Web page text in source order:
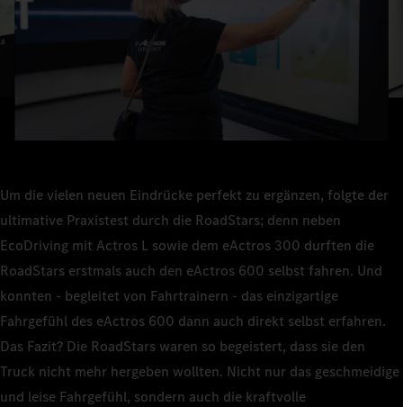
Um die vielen neuen Eindrücke perfekt zu ergänzen, folgte der
ultimative Praxistest durch die RoadStars; denn neben
EcoDriving mit Actros L sowie dem eActros 300 durften die
RoadStars erstmals auch den eActros 600 selbst fahren. Und
konnten - begleitet von Fahrtrainern - das einzigartige
Fahrgefühl des eActros 600 dann auch direkt selbst erfahren.
Das Fazit? Die RoadStars waren so begeistert, dass sie den
Truck nicht mehr hergeben wollten. Nicht nur das geschmeidige
und leise Fahrgefühl, sondern auch die kraftvolle